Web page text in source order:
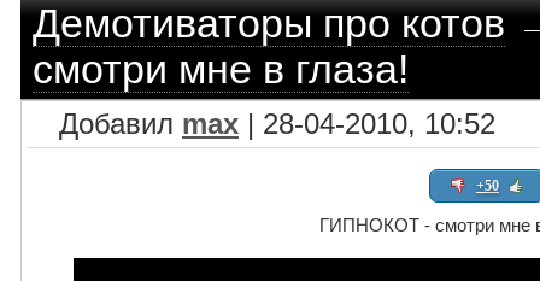
Демотиваторы про котов
смотри мне в глаза!
Добавил max | 28-04-2010, 10:52
+50
ГИПНОКОТ - смотри мне